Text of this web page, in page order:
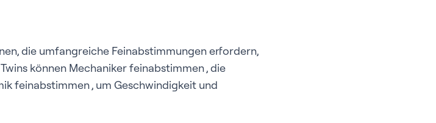
die umfangreiche Feinabstimmungen erfordern,
können Mechaniker feinabstimmen , die
feinabstimmen , um Geschwindigkeit und